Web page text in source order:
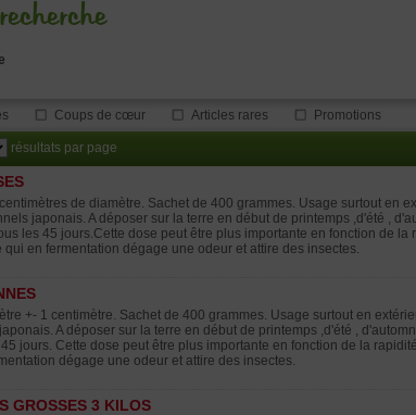
Coups de cœur Articles rares Promotions
résultats par page
de diamètre. Sachet de 400 grammes. Usage surtout en
japonais. A déposer sur la terre en début de printemps ,d'été ,
les 45 jours.Cette dose peut être plus importante en fonction de la
en fermentation dégage une odeur et attire des insectes.
+- 1 centimètre. Sachet de 400 grammes. Usage surtout en
A déposer sur la terre en début de printemps ,d'été ,
jours. Cette dose peut être plus importante en fonction de la
dégage une odeur et attire des insectes.
GROSSES 3 KILOS